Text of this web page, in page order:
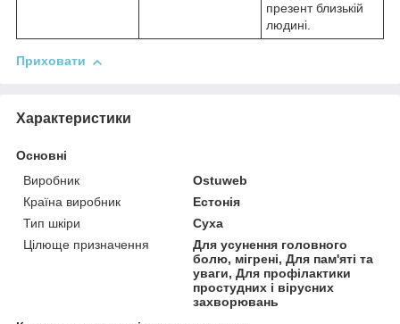
презент близькій
людині.
Приховати
Характеристики
Основні
Виробник
Ostuweb
Країна виробник
Естонія
Тип шкіри
Суха
Цілюще призначення
Для усунення головного
болю, мігрені, Для пам'яті та
уваги, Для профілактики
простудних і вірусних
захворювань